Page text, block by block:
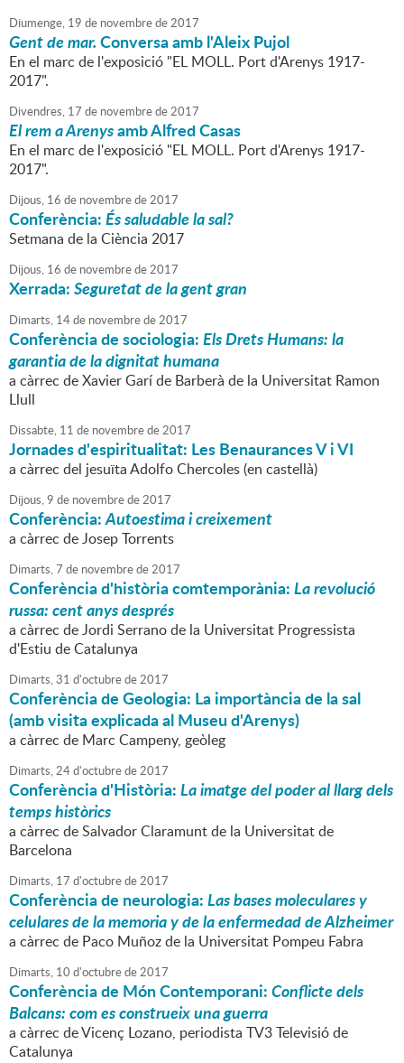
Diumenge, 19 de novembrede2017
Gent de mar.Conversa amb l'Aleix Pujol
En el marc de l'exposició "EL MOLL. Port d'Arenys 1917-
2017".
Divendres, 17 de novembrede2017
El rem a Arenysamb Alfred Casas
En el marc de l'exposició "EL MOLL. Port d'Arenys 1917-
2017".
Dijous, 16 de novembrede2017
Conferència:És saludable la sal?
Setmana de la Ciència 2017
Dijous, 16 de novembrede2017
Xerrada:Seguretat de la gent gran
Dimarts, 14de novembrede2017
Conferència de sociologia:Els Drets Humans: la
garantia de la dignitat humana
a càrrec de Xavier Garí de Barberà de la Universitat Ramon
Llull
Dissabte, 11 de novembrede2017
Jornades d'espiritualitat: Les Benaurances V i VI
a càrrec del jesuïta Adolfo Chercoles (en castellà)
Dijous,9 de novembrede2017
Conferència:Autoestima i creixement
a càrrec de Josep Torrents
Dimarts,7 de novembrede2017
Conferència d'història comtemporània:La revolució
russa: cent anys després
a càrrec de Jordi Serrano de la Universitat Progressista
d'Estiu de Catalunya
Dimarts,31 d'octubrede2017
Conferència de Geologia: La importància de la sal
(amb visita explicada al Museu d'Arenys)
a càrrec de Marc Campeny, geòleg
Dimarts,24d'octubrede2017
Conferència d'Història:La imatge del poder al llarg dels
temps històrics
a càrrec de Salvador Claramunt de la Universitat de
Barcelona
Dimarts, 17 d'octubrede2017
Conferència de neurologia:Las bases moleculares y
celulares de la memoria y de la enfermedad de Alzheimer
a càrrec de Paco Muñoz de la Universitat Pompeu Fabra
Dimarts, 10 d'octubrede2017
Conferència de Món Contemporani:Conflicte dels
Balcans: com es construeix una guerra
a càrrec de Vicenç Lozano, periodista TV3 Televisió de
Catalunya